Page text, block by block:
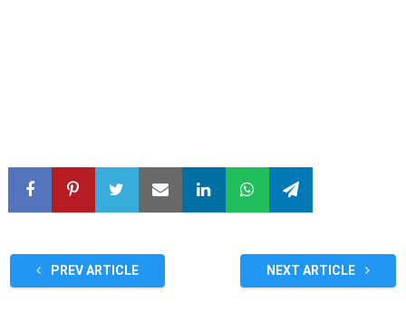
PREV ARTICLE NEXT ARTICLE